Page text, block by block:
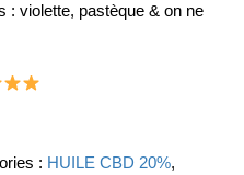
violette, pastèque & on ne
: HUILE CBD 20%,